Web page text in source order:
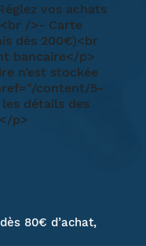
80€ d’achat,